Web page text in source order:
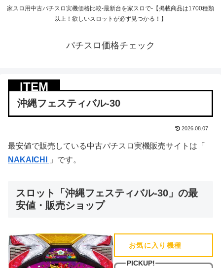
家スロ用中古パチスロ実機価格比較-最新台を家スロで-【掲載商品は1700種類
以上！欲しいスロットが必ず見つかる！】
パチスロ価格チェック
沖縄フェスティバル-30
2026.08.07
最安値で販売している中古パチスロ実機販売サイトは「
NAKAICHI
」です。
スロット「沖縄フェスティバル-30」の最
安値・販売ショップ
お気に入り機種
PICKUP!